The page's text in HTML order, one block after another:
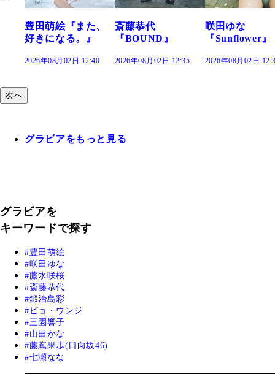
斎藤恭代
『BOUND』
2026年08月02日 12:35
咲田ゆな
『Sunflower』
2026年08月02日 12:30
藤水咲桜『花
だまり』
2026年08月02日
次へ
グラビアをもっと見る
グラビアを
キーワードで探す
豊田萌絵
咲田ゆな
藤水咲桜
斎藤恭代
鍛治島彩
ピョ・ウンジ
三園響子
山田かな
藤嶌果歩(日向坂46)
七瀬なな